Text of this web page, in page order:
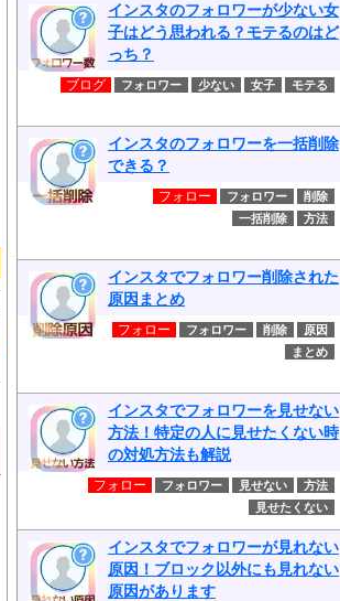
インスタのフォロワーが少ない女
子はどう思われる？モテるのはど
っち？
ブログ フォロワー 少ない 女子 モテる
インスタのフォロワーを一括削除
できる？
フォロー フォロワー
削除
一括削除
方法
インスタでフォロワー削除された
原因まとめ
フォロー フォロワー 削除
原因
まとめ
インスタでフォロワーを見せない
方法！特定の人に見せたくない時
の対処方法も解説
フォロー フォロワー 見せない
方法
見せたくない
インスタでフォロワーが見れない
原因！ブロック以外にも見れない
原因があります